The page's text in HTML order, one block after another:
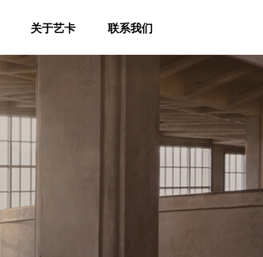
关于艺卡 联系我们